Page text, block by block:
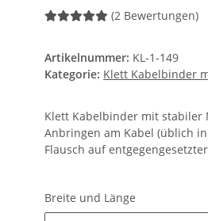
(2 Bewertungen)
Artikelnummer: KL-1-149
Kategorie: Klett Kabelbinder
Klett Kabelbinder mit stabiler
Anbringen am Kabel (üblich
Flausch auf
Breite und Länge